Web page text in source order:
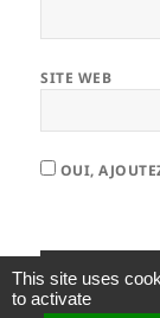
SITE WEB
OUI,
This site uses
to activate